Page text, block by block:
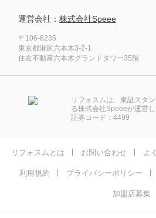
運営会社： 株式会社Speee
〒106-6235
東京都港区六本木3-2-1
住友不動産六本木グランドタワー35階
リフォスムは、東証スタ
る株式会社Speeeが運営し
証券コード：4499
リフォスムとは お問い合わせ よ
利用規約 プライバシーポリシー
加盟店募集